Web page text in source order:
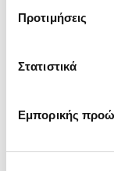
Προτιμήσεις
Στατιστικά
Εμπορικής